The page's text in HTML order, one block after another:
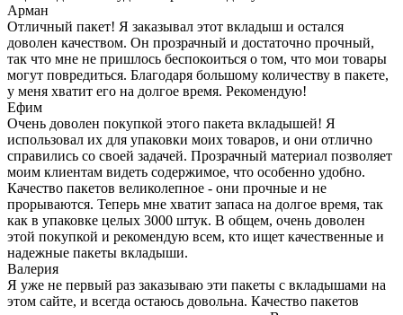
Арман
Отличный пакет! Я заказывал этот вкладыш и остался
доволен качеством. Он прозрачный и достаточно прочный,
так что мне не пришлось беспокоиться о том, что мои товары
могут повредиться. Благодаря большому количеству в пакете,
у меня хватит его на долгое время. Рекомендую!
Ефим
Очень доволен покупкой этого пакета вкладышей! Я
использовал их для упаковки моих товаров, и они отлично
справились со своей задачей. Прозрачный материал позволяет
моим клиентам видеть содержимое, что особенно удобно.
Качество пакетов великолепное - они прочные и не
прорываются. Теперь мне хватит запаса на долгое время, так
как в упаковке целых 3000 штук. В общем, очень доволен
этой покупкой и рекомендую всем, кто ищет качественные и
надежные пакеты вкладыши.
Валерия
Я уже не первый раз заказываю эти пакеты с вкладышами на
этом сайте, и всегда остаюсь довольна. Качество пакетов